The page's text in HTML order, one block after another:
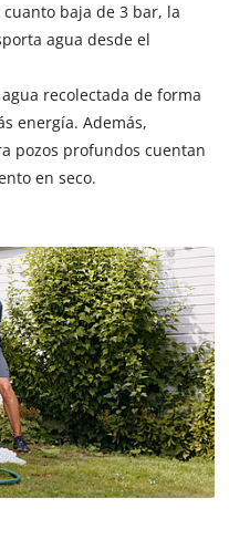
baja de 3 bar, la
agua desde el
recolectada de forma
energía. Además,
pozos profundos cuentan
en seco.